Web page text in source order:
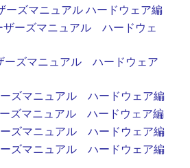
ーズマニュアル ハードウェア編
ーズマニュアル ハードウェ
ーズマニュアル ハードウェア
ーズマニュアル ハードウェア編
ーズマニュアル ハードウェア編
ーズマニュアル ハードウェア編
ーズマニュアル ハードウェア編